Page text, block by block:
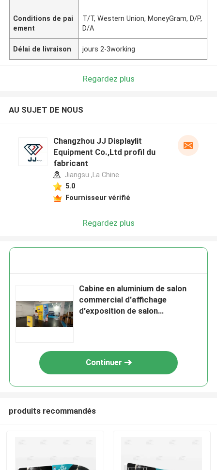
Conditions de pai
ement
T/T, Western Union, MoneyGram, D/P,
D/A
Délai de livraison jours 2-3working
Regardez plus
AU SUJET DE NOUS
Changzhou JJ Displaylit
Equipment Co.,Ltd profil du
fabricant
Jiangsu ,La Chine
5.0
Fournisseur vérifié
Regardez plus
Cabine en aluminium de salon
commercial d'affichage
d'exposition de salon
Continuer
produits recommandés